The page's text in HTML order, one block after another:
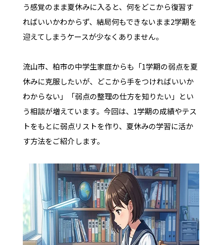
う感覚のまま夏休みに入ると、何をどこから復習す
ればいいかわからず、結局何もできないまま2学期を
迎えてしまうケースが少なくありません。
流山市、柏市の中学生家庭からも「1学期の弱点を夏
休みに克服したいが、どこから手をつければいいか
わからない」「弱点の整理の仕方を知りたい」とい
う相談が増えています。今回は、1学期の成績やテス
トをもとに弱点リストを作り、夏休みの学習に活か
す方法をご紹介します。